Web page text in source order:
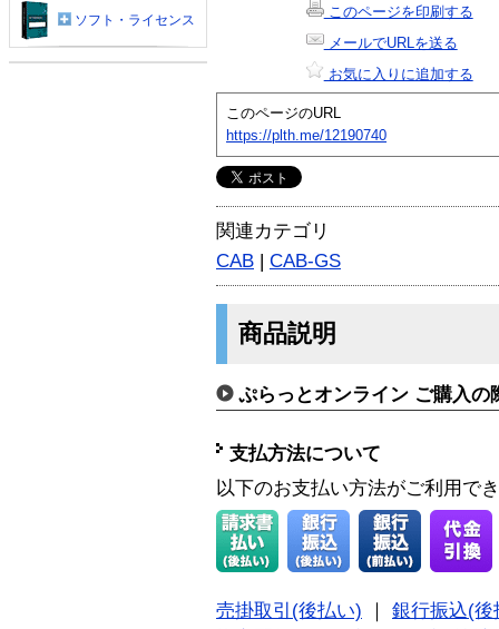
このページを印刷する
メールでURLを送る
お気に入りに追加する
このページのURL
https://plth.me/12190740
関連カテゴリ
CAB | CAB-GS
商品説明
ぷらっとオンライン ご購入の
支払方法について
以下のお支払い方法がご利用で
売掛取引(後払い)
銀行振込(後
ソフト・ライセンス